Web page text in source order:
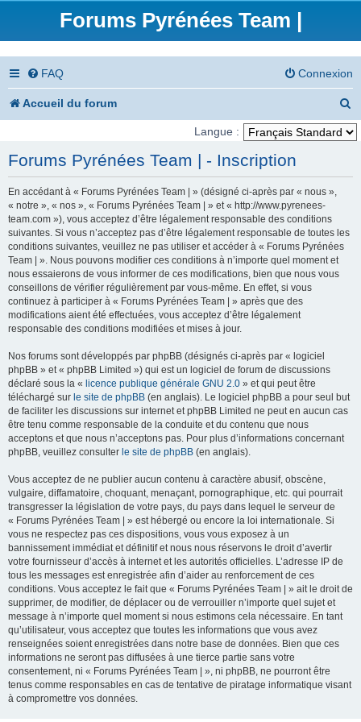
Forums Pyrénées Team |
FAQ Connexion
Accueil du forum
e
h
Langue :
Forums Pyrénées Team | - Inscription
En accédant à « Forums Pyrénées Team | » (désigné ci-après par « nous »,
« notre », « nos », « Forums Pyrénées Team | » et « http://www.pyrenees-
team.com »), vous acceptez d’être légalement responsable des conditions
suivantes. Si vous n’acceptez pas d’être légalement responsable de toutes les
conditions suivantes, veuillez ne pas utiliser et accéder à « Forums Pyrénées
Team | ». Nous pouvons modifier ces conditions à n’importe quel moment et
nous essaierons de vous informer de ces modifications, bien que nous vous
conseillons de vérifier régulièrement par vous-même. En effet, si vous
continuez à participer à « Forums Pyrénées Team | » après que des
modifications aient été effectuées, vous acceptez d’être légalement
responsable des conditions modifiées et mises à jour.
Nos forums sont développés par phpBB (désignés ci-après par « logiciel
phpBB » et « phpBB Limited ») qui est un logiciel de forum de discussions
déclaré sous la « licence publique générale GNU 2.0 » et qui peut être
téléchargé sur le site de phpBB (en anglais). Le logiciel phpBB a pour seul but
de faciliter les discussions sur internet et phpBB Limited ne peut en aucun cas
être tenu comme responsable de la conduite et du contenu que nous
acceptons et que nous n’acceptons pas. Pour plus d’informations concernant
phpBB, veuillez consulter le site de phpBB (en anglais).
Vous acceptez de ne publier aucun contenu à caractère abusif, obscène,
vulgaire, diffamatoire, choquant, menaçant, pornographique, etc. qui pourrait
transgresser la législation de votre pays, du pays dans lequel le serveur de
« Forums Pyrénées Team | » est hébergé ou encore la loi internationale. Si
vous ne respectez pas ces dispositions, vous vous exposez à un
bannissement immédiat et définitif et nous nous réservons le droit d’avertir
votre fournisseur d’accès à internet et les autorités officielles. L’adresse IP de
tous les messages est enregistrée afin d’aider au renforcement de ces
conditions. Vous acceptez le fait que « Forums Pyrénées Team | » ait le droit de
supprimer, de modifier, de déplacer ou de verrouiller n’importe quel sujet et
message à n’importe quel moment si nous estimons cela nécessaire. En tant
qu’utilisateur, vous acceptez que toutes les informations que vous avez
renseignées soient enregistrées dans notre base de données. Bien que ces
informations ne seront pas diffusées à une tierce partie sans votre
consentement, ni « Forums Pyrénées Team | », ni phpBB, ne pourront être
tenus comme responsables en cas de tentative de piratage informatique visant
à compromettre vos données.